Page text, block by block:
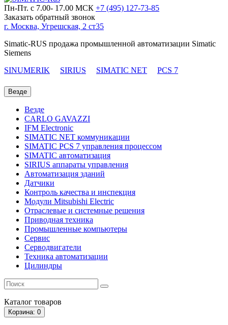
Пн-Пт. с 7.00- 17.00 МСК +7 (495) 127-73-85
Заказать обратный звонок
г. Москва, Угрешская, 2 ст35
Simatic-RUS продажа промышленной автоматизации Simatic
Siemens
SINUMERIK
SIRIUS SIMATIC NET PCS 7
Везде
Везде
CARLO GAVAZZI
IFM Electronic
SIMATIC NET коммуникации
SIMATIC PCS 7 управления процессом
SIMATIC автоматизация
SIRIUS аппараты управления
Автоматизация зданий
Датчики
Контроль качества и инспекция
Модули Mitsubishi Electric
Отраслевые и системные решения
Приводная техника
Промышленные компьютеры
Сервис
Серводвигатели
Техника автоматизации
Цилиндры
Каталог товаров
Корзина: 0